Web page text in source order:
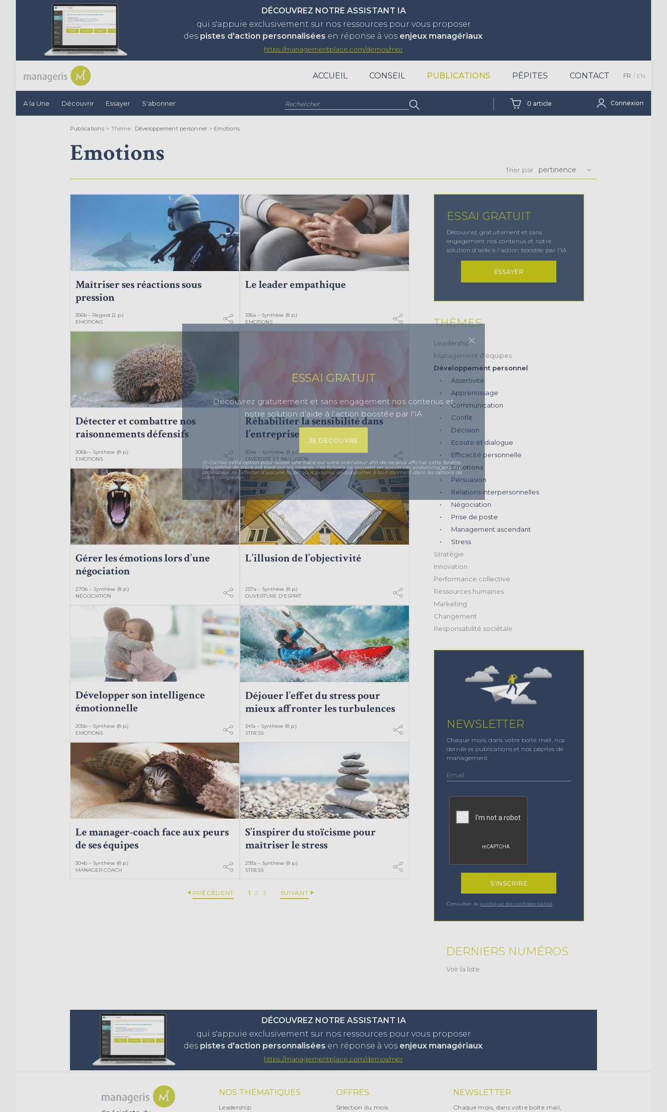
DÉCOUVREZ NOTRE ASSISTANT IA
qui s'appuie exclusivement sur nos ressources pour vous proposer
des pistes d'action personnalisées en réponse à vos enjeux managériaux.
https://managementplace.com/demos/mpr
ACCUEIL CONSEIL PUBLICATIONS PÉPITES CONTACT FR EN
A la Une Découvrir Essayer S'abonner Rechercher : 0 article Connexion
Publications> Thème : Développement personnel > Emotions
Emotions
Trier par
Maîtriser ses réactions sous
pression
356b – Regard (2 p.)
EMOTIONS
Le leader empathique
336a – Synthèse (8 p.)
EMOTIONS
Détecter et combattre nos
raisonnements défensifs
306b – Synthèse (8 p.)
EMOTIONS
Réhabiliter la sensibilité dans
l’entreprise
304a – Synthèse (8 p.)
DIVERSITÉ ET INCLUSION
Gérer les émotions lors d’une
négociation
270b – Synthèse (8 p.)
NÉGOCIATION
L’illusion de l’objectivité
257a – Synthèse (8 p.)
OUVERTURE D'ESPRIT
Développer son intelligence
émotionnelle
205b – Synthèse (8 p.)
EMOTIONS
Déjouer l’effet du stress pour
mieux affronter les turbulences
341a – Synthèse (8 p.)
STRESS
Le manager-coach face aux peurs
de ses équipes
304b – Synthèse (8 p.)
MANAGER COACH
S’inspirer du stoïcisme pour
maîtriser le stress
293a – Synthèse (8 p.)
STRESS
PRÉCÉDENT 1 2 3 SUIVANT
ESSAI GRATUIT
Découvrez gratuitement et sans
engagement nos contenus et notre
solution d'aide à l'action boostée par l'IA
ESSAYER
THÈMES
Leadership
Management d'équipes
Développement personnel
Assertivité
Apprentissage
Communication
Conflit
Décision
Ecoute et dialogue
Efficacité personnelle
Emotions
Persuasion
Relations interpersonnelles
Négociation
Prise de poste
Management ascendant
Stress
Stratégie
Innovation
Performance collective
Ressources humaines
Marketing
Changement
Responsabilité sociétale
NEWSLETTER
Chaque mois, dans votre boîte mail, nos
dernières publications et nos pépites de
management
Consulter la politique de confidentialité
DERNIERS NUMÉROS
Voir la liste
DÉCOUVREZ NOTRE ASSISTANT IA
qui s'appuie exclusivement sur nos ressources pour vous proposer
des pistes d'action personnalisées en réponse à vos enjeux managériaux.
https://managementplace.com/demos/mpr
×
ESSAI GRATUIT
Découvrez gratuitement et sans engagement nos contenus et
notre solution d’aide à l’action boostée par l'IA
JE DÉCOUVRE
(1) Cochez cette option pour laisser une trace sur votre ordinateur afin de ne plus afficher cette fenêtre.
Ce système de trace est basé sur les cookies. Ces fichiers ne peuvent en aucun cas endommager votre
ordinateur, ni l'affecter d'aucune façon, vous pourrez les supprimer à tout moment dans les options de
votre navigateur.
NOS THÉMATIQUES
Leadership
OFFRES
Sélection du mois
NEWSLETTER
Chaque mois, dans votre boîte mail,